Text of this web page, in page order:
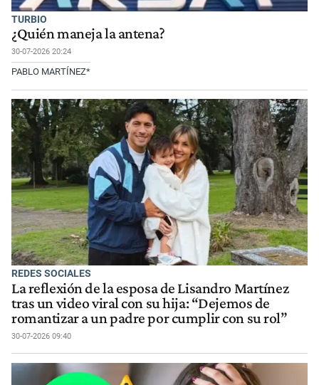
TURBIO
¿Quién maneja la antena?
30-07-2026 20:24
PABLO MARTÍNEZ*
REDES SOCIALES
La reflexión de la esposa de Lisandro Martínez
tras un video viral con su hija: “Dejemos de
romantizar a un padre por cumplir con su rol”
30-07-2026 09:40